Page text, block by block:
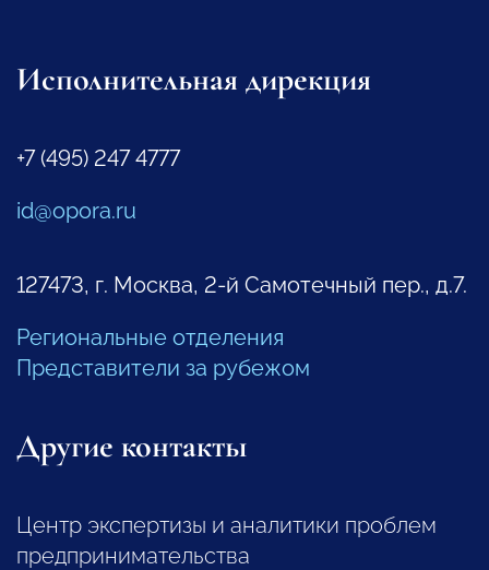
Исполнительная дирекция
+7 (495) 247 4777
id@opora.ru
127473, г. Москва, 2-й Самотечный пер., д.7.
Региональные отделения
Представители за рубежом
Другие контакты
Центр экспертизы и аналитики проблем
предпринимательства